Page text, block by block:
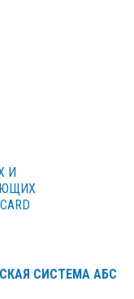
И
СИСТЕМА АБС